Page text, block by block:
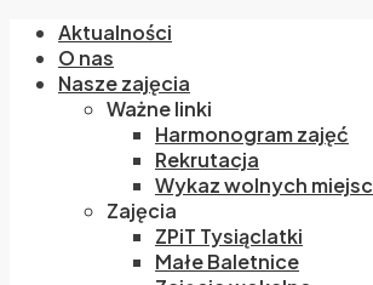
Aktualności
O nas
Nasze zajęcia
Ważne linki
Harmonogram zajęć
Rekrutacja
Wykaz wolnych miejsc
Zajęcia
ZPiT Tysiąclatki
Małe Baletnice